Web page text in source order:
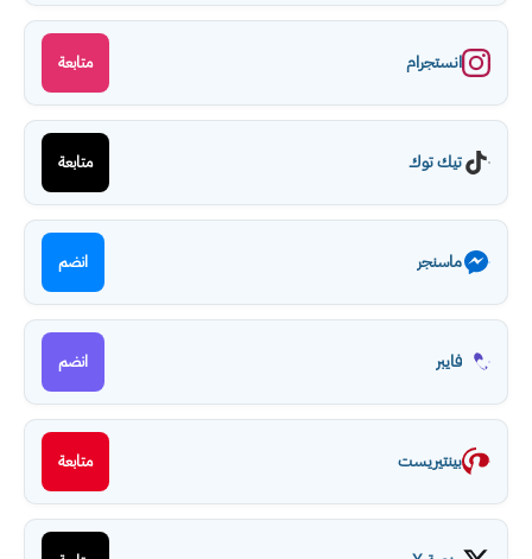
انستجرام متابعة
تيك توك متابعة
ماسنجر انضم
فايبر انضم
بينتيريست متابعة